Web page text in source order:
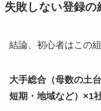
失敗しない登録の
結論、初心者はこの
大手総合（母数の土
短期・地域など）×1